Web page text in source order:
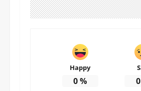
Happy
0% 0